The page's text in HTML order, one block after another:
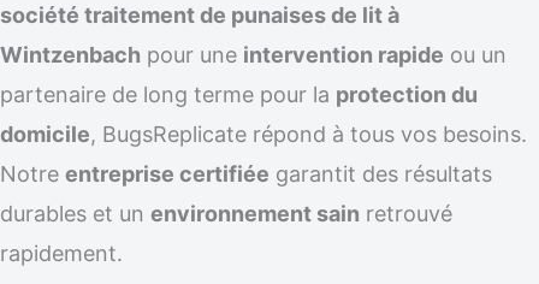
société traitement de punaises de lit à
Wintzenbach pour une intervention rapide ou un
partenaire de long terme pour la protection du
domicile, BugsReplicate répond à tous vos besoins.
Notre entreprise certifiée garantit des résultats
durables et un environnement sain retrouvé
rapidement.